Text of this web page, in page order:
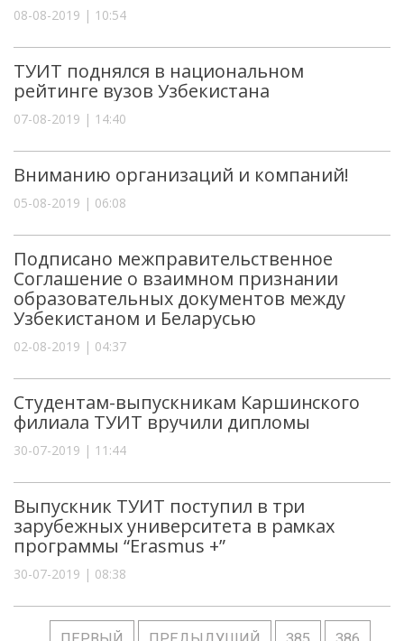
08-08-2019 | 10:54
ТУИТ поднялся в национальном
рейтинге вузов Узбекистана
07-08-2019 | 14:40
Вниманию организаций и компаний!
05-08-2019 | 06:08
Подписано межправительственное
Соглашение о взаимном признании
образовательных документов между
Узбекистаном и Беларусью
02-08-2019 | 04:37
Студентам-выпускникам Каршинского
филиала ТУИТ вручили дипломы
30-07-2019 | 11:44
Выпускник ТУИТ поступил в три
зарубежных университета в рамках
программы “Erasmus +”
30-07-2019 | 08:38